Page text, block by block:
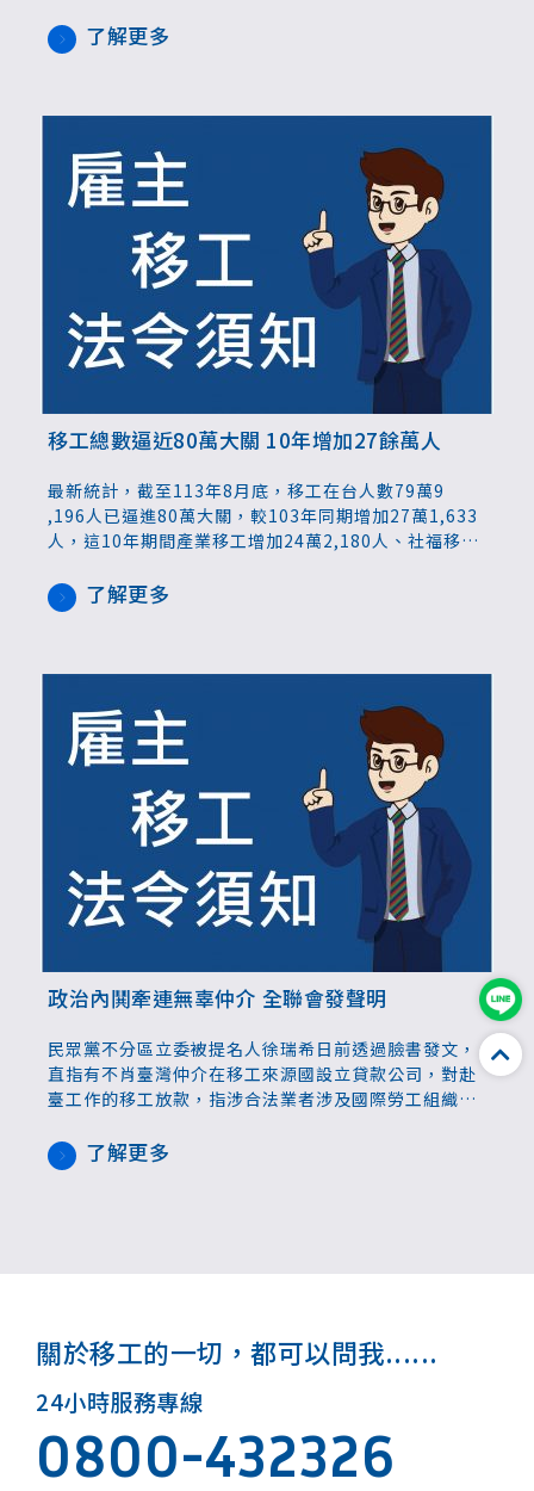
技術人力與藍領移工之間的權利義務轉換，以及連續居
留年資計算等議題，勞動部應檢討。
了解更多
移工總數逼近80萬大關 10年增加27餘萬人
最新統計，截至113年8月底，移工在台人數79萬9
,196人已逼進80萬大關，較103年同期增加27萬1,633
人，這10年期間產業移工增加24萬2,180人、社福移工
上工作型態改變，疫後各產業大缺工，不只3K行業找不
到人，連服務業也無人可找，如何運用外國人力更顯重
了解更多
政治內鬨牽連無辜仲介 全聯會發聲明
民眾黨不分區立委被提名人徐瑞希日前透過臉書發文，
直指有不肖臺灣仲介在移工來源國設立貸款公司，對赴
臺工作的移工放款，指涉合法業者涉及國際勞工組織
了解更多
關於移工的一切，都可以問我......
24小時服務專線
0800-432326